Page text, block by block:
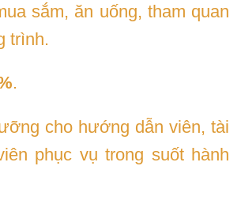
sắm, ăn uống, tham quan
trình.
.
cho hướng dẫn viên, tài
phục vụ trong suốt hành